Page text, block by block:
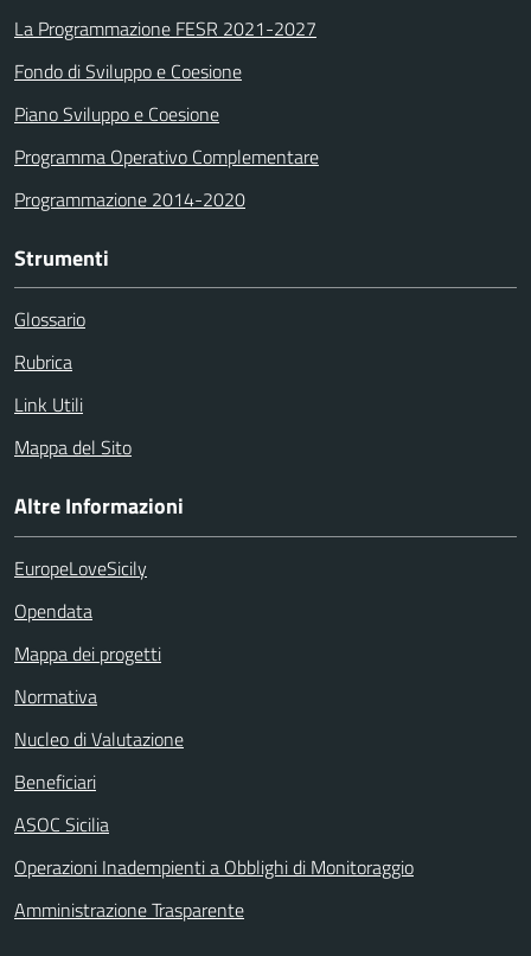
La Programmazione FESR 2021-2027
Fondo di Sviluppo e Coesione
Piano Sviluppo e Coesione
Programma Operativo Complementare
Programmazione 2014-2020
Strumenti
Glossario
Rubrica
Link Utili
Mappa del Sito
Altre Informazioni
EuropeLoveSicily
Opendata
Mappa dei progetti
Normativa
Nucleo di Valutazione
Beneficiari
ASOC Sicilia
Operazioni Inadempienti a Obblighi di Monitoraggio
Amministrazione Trasparente